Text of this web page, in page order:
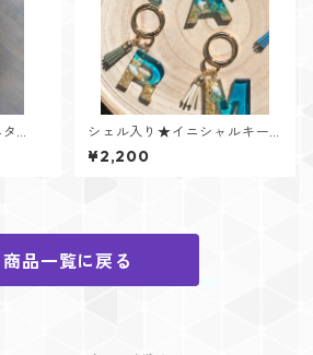
け
シェル入り★イニシャルキー
リング【Cristal Oceanシリー
ズ】
¥2,200
商品一覧に戻る